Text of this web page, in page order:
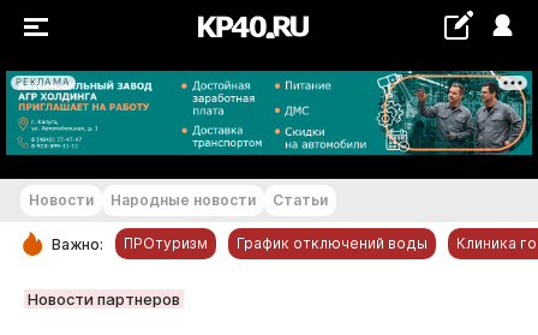
РЕКЛАМА
+22...+23 °С
РУБРИКИ
Новости Народные новости Статьи
Важно: ПРОтуризм График отключений воды Клиника
Новости партнеров